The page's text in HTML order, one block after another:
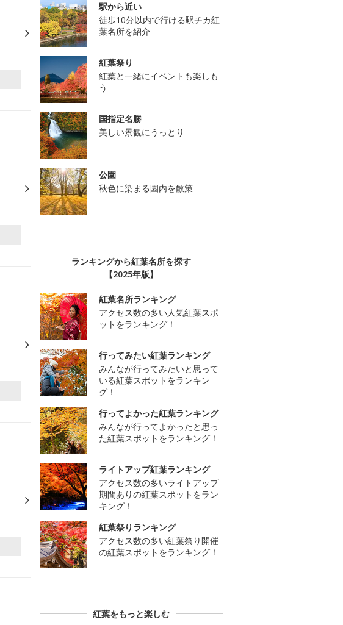
駅から近い
徒歩10分以内で行ける駅チカ紅
葉名所を紹介
紅葉祭り
紅葉と一緒にイベントも楽しも
う
国指定名勝
美しい景観にうっとり
公園
秋色に染まる園内を散策
ランキングから紅葉名所を探す
【2025年版】
紅葉名所ランキング
アクセス数の多い人気紅葉スポ
ットをランキング！
行ってみたい紅葉ランキング
みんなが行ってみたいと思って
いる紅葉スポットをランキン
グ！
行ってよかった紅葉ランキング
みんなが行ってよかったと思っ
た紅葉スポットをランキング！
ライトアップ紅葉ランキング
アクセス数の多いライトアップ
期間ありの紅葉スポットをラン
キング！
紅葉祭りランキング
アクセス数の多い紅葉祭り開催
の紅葉スポットをランキング！
紅葉をもっと楽しむ